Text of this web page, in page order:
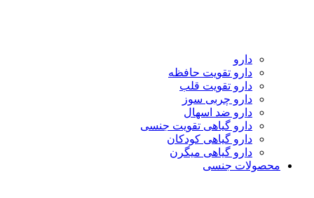
دارو
دارو تقویت حافظه
دارو تقویت قلب
دارو چربی سوز
دارو ضد اسهال
دارو گیاهی تقویت جنسی
دارو گیاهی کودکان
دارو گیاهی میگرن
محصولات جنسی